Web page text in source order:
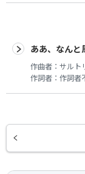
ああ、なんと
作曲者： サルト
作詞者： 作詞者